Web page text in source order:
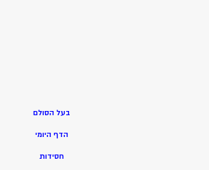
בעל הסולם
הדף היומי
חסידות